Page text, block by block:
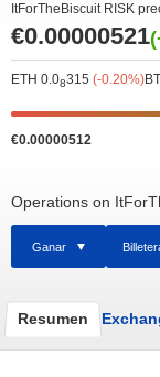
ItForTheBiscuit RISK
€0.00000521
ETH 0.08315 (-0.20%)
€0.00000512
Operations on
Ganar
Resumen